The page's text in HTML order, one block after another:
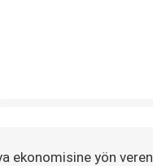
ekonomisine yön veren